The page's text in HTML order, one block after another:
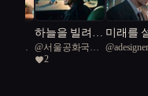
국일
하늘을 빌려준
하루
@서울공화국일
급시민
2
미래를
는 인간
@